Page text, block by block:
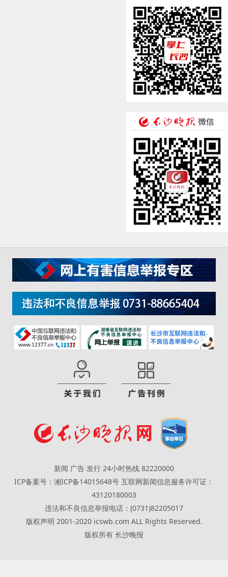
新闻 广告 发行 24小时热线 82220000
ICP备案号：湘ICP备14015648号 互联网新闻信息服务许可证：
43120180003
违法和不良信息举报电话：(0731)82205017
版权声明 2001-2020 icswb.com ALL Rights Reserved.
版权所有 长沙晚报